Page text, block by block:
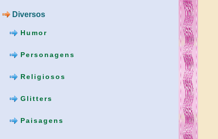
Diversos
Humor
Personagens
Religiosos
Glitters
Paisagens